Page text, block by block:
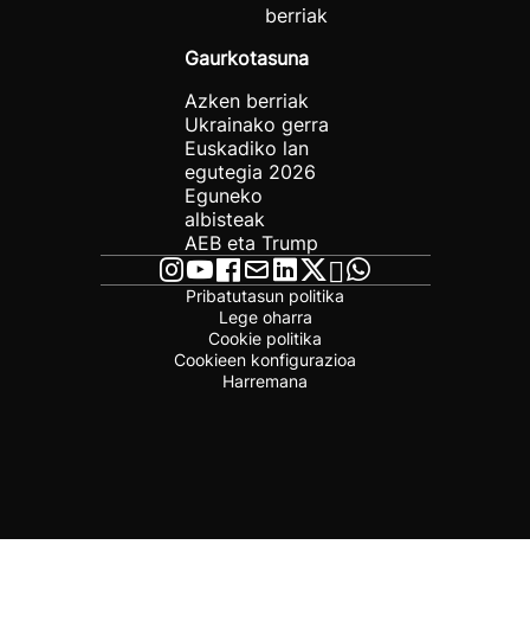
berriak
Gaurkotasuna
Azken berriak
Ukrainako gerra
Euskadiko lan
egutegia 2026
Eguneko
albisteak
AEB eta Trump
Pribatutasun politika
Lege oharra
Cookie politika
Cookieen konfigurazioa
Harremana